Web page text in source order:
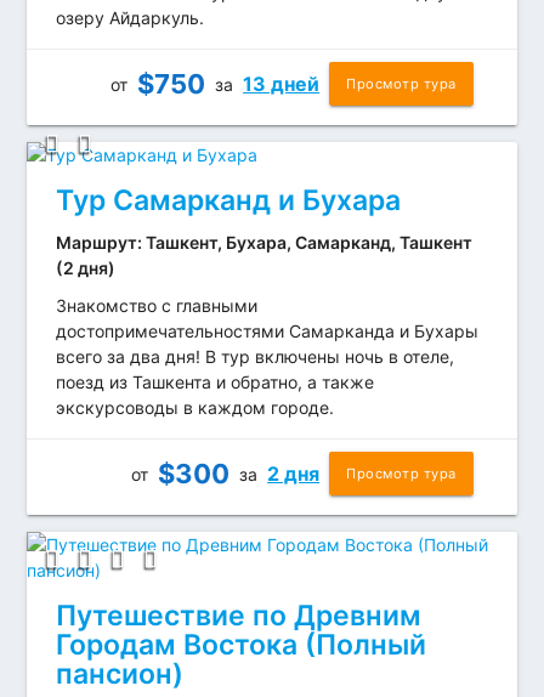
озеру Айдаркуль.
от $750 за 13 дней Просмотр тура
Тур Самарканд и Бухара
Маршрут: Ташкент, Бухара, Самарканд, Ташкент
(2 дня)
Знакомство с главными
достопримечательностями Самарканда и Бухары
всего за два дня! В тур включены ночь в отеле,
поезд из Ташкента и обратно, а также
экскурсоводы в каждом городе.
от $300 за 2 дня Просмотр тура
Путешествие по Древним
Городам Востока (Полный
пансион)